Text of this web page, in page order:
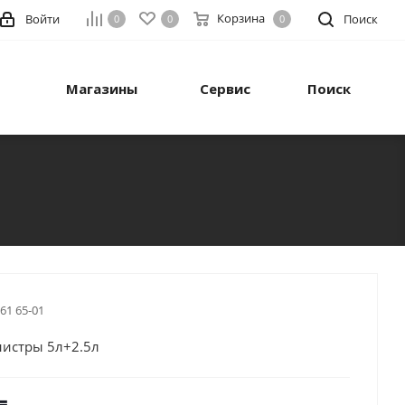
Поиск
0 0 Корзина 0
Войти
Магазины Сервис Поиск
65-01
5л+2.5л